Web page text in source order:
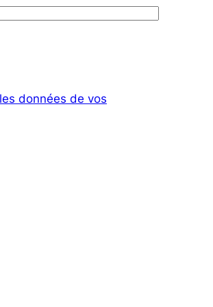
données de vos